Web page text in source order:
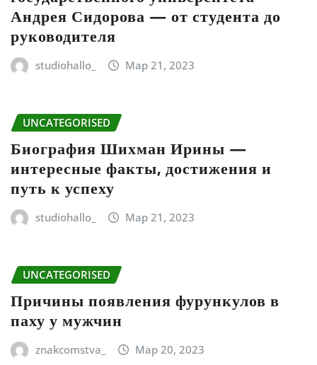
Андрея Сидорова — от студента до
руководителя
studiohallo_ Мар 21, 2023
UNCATEGORISED
Биография Шихман Ирины —
интересные факты, достижения и
путь к успеху
studiohallo_ Мар 21, 2023
UNCATEGORISED
Причины появления фурункулов в
паху у мужчин
znakcomstva_ Мар 20, 2023